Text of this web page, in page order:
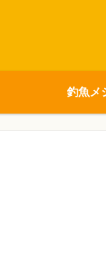
釣魚メ